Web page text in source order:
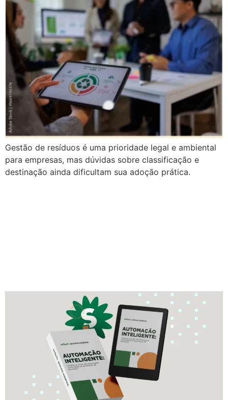
Gestão de resíduos é uma prioridade legal e ambiental
para empresas, mas dúvidas sobre classificação e
destinação ainda dificultam sua adoção prática.